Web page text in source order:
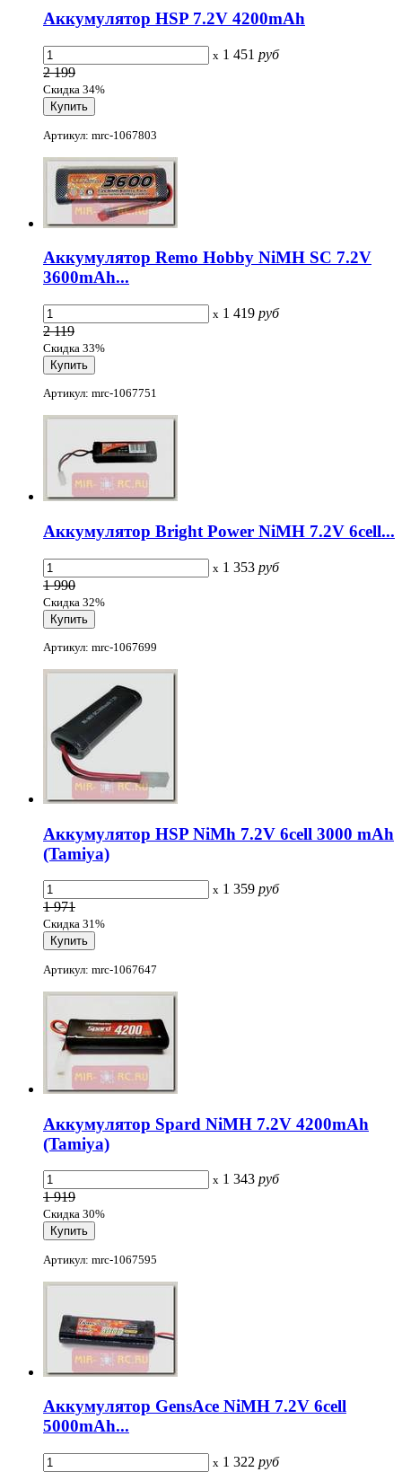
Аккумулятор HSP 7.2V 4200mAh
x 1 451 руб
2 199
Скидка 34%
Артикул: mrc-1067803
Аккумулятор Remo Hobby NiMH SC 7.2V
3600mAh...
x 1 419 руб
2 119
Скидка 33%
Артикул: mrc-1067751
Аккумулятор Bright Power NiMH 7.2V 6cell...
x 1 353 руб
1 990
Скидка 32%
Артикул: mrc-1067699
Аккумулятор HSP NiMh 7.2V 6cell 3000 mAh
(Tamiya)
x 1 359 руб
1 971
Скидка 31%
Артикул: mrc-1067647
Аккумулятор Spard NiMH 7.2V 4200mAh
(Tamiya)
x 1 343 руб
1 919
Скидка 30%
Артикул: mrc-1067595
Аккумулятор GensAce NiMH 7.2V 6cell
5000mAh...
x 1 322 руб